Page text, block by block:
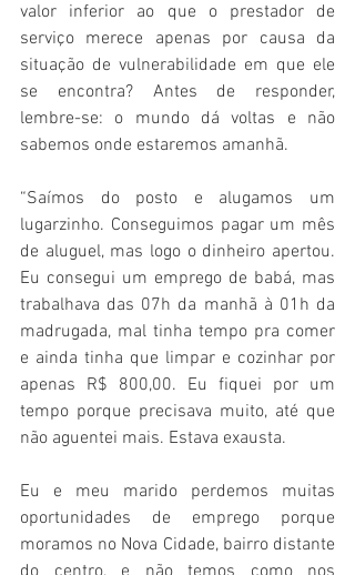
valor inferior ao que o prestador de
serviço merece apenas por causa da
situação de vulnerabilidade em que ele
se encontra? Antes de responder,
lembre-se: o mundo dá voltas e não
sabemos onde estaremos amanhã.
“Saímos do posto e alugamos um
lugarzinho. Conseguimos pagar um mês
de aluguel, mas logo o dinheiro apertou.
Eu consegui um emprego de babá, mas
trabalhava das 07h da manhã à 01h da
madrugada, mal tinha tempo pra comer
e ainda tinha que limpar e cozinhar por
apenas R$ 800,00. Eu fiquei por um
tempo porque precisava muito, até que
não aguentei mais. Estava exausta.
Eu e meu marido perdemos muitas
oportunidades de emprego porque
moramos no Nova Cidade, bairro distante